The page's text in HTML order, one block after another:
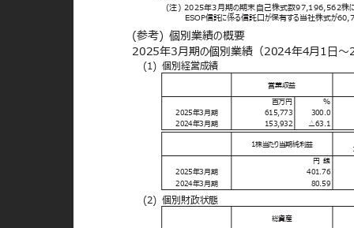
(注) 2025年3月期の期末自己株式数97,196,562株
ESOP信託に係る信託口が保有する当社株式が
(参考) 個別業績の概要
2025年3月期の個別業績（2024年4月1日
(1) 個別経営成績
営業収益
百万円
615,773
153,932
％
300.0
△63.1
2025年3月期
2024年3月期
1株当たり当期純利益
円 銭
2025年3月期
2024年3月期
401.76
80.59
(2) 個別財政状態
総資産